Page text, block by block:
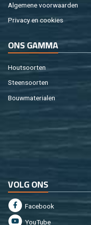
Al­ge­me­ne voor­waar­den
Pri­va­cy en coo­kies
ONS GAMMA
Hout­soor­ten
Steen­soor­ten
Bouw­ma­te­ri­a­len
VOLG ONS
Fa­cebook
You­Tu­be